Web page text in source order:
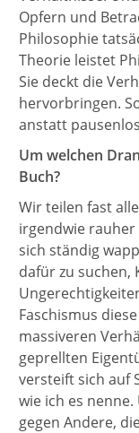
Opfern und
Philosophie
Theorie leistet
Sie deckt die
hervorbringen.
anstatt
Um welchen
Buch?
Wir teilen fast
irgendwie rauher
sich ständig
dafür zu suchen,
Faschismus
massiveren
geprellten
versteift sich auf
wie ich es
gegen Andere,